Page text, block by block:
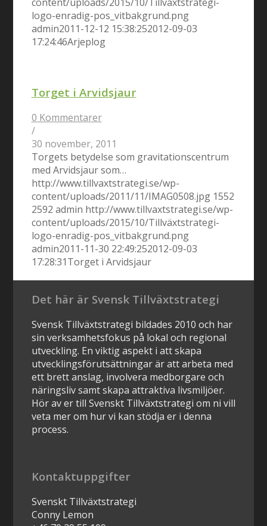
logo-enradig-pos_vitbakgrund.png
admin2011-12-12 15:38:252012-09-03
17:24:46Arjeplog
Torget i Arvidsjaur
0 Kommentarer
/
30 november, 2011
Torgets betydelse som gravitationscentrum
med Arvidsjaur som…
http://www.tillvaxtstrategi.se/wp-
content/uploads/2011/11/IMAG0508.jpg 1552
2592 admin http://www.tillvaxtstrategi.se/wp-
content/uploads/2015/10/Tillväxtstrategi-
logo-enradig-pos_vitbakgrund.png
admin2011-11-30 22:49:252012-09-03
17:28:31Torget i Arvidsjaur
Det här är Svensk Tillväxtstrategi
Svensk Tillväxtstrategi bildades 2010 och har
sin verksamhetsfokus på lokal och regional
utveckling. En viktig aspekt i att skapa
utvecklingsförutsättningar är att arbeta med
ett brett anslag, involvera medborgare och
näringsliv samt skapa attraktiva livsmiljöer.
Hör av er till Svenskt Tillväxtstrategi om ni vill
veta mer om hur vi kan stödja er i denna
process.
Kontaktuppgifter
Svenskt Tillväxtstrategi
Conny Lemon